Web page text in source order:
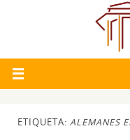
ETIQUETA: ALEMANES